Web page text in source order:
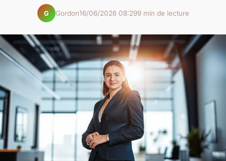
G Gordon16/06/2026 08:299 min de lecture